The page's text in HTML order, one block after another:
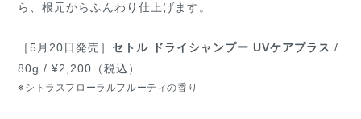
ら、根元からふんわり仕上げます。
［5月20日発売］ セトル ドライシャンプー UVケアプラス /
80g / ¥2,200（税込）
※シトラスフローラルフルーティの香り